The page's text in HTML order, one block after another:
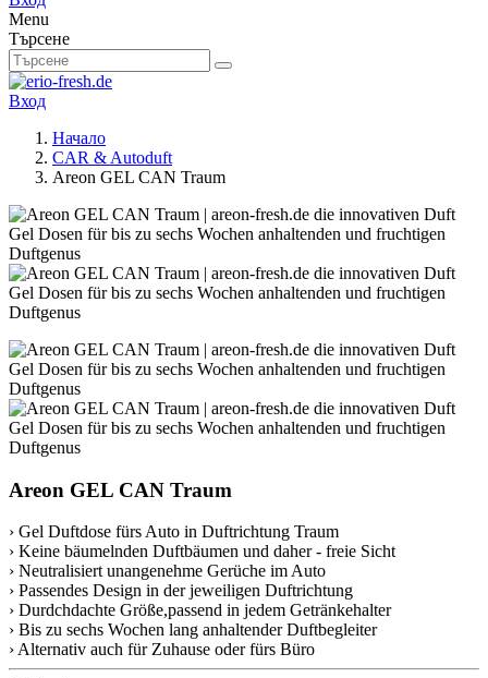
Menu
Търсене
Вход
Начало
CAR & Autoduft
Areon GEL CAN Traum
Areon GEL CAN Traum
› Gel Duftdose fürs Auto in Duftrichtung Traum
› Keine bäumelnden Duftbäumen und daher - freie Sicht
› Neutralisiert unangenehme Gerüche im Auto
› Passendes Design in der jeweiligen Duftrichtung
› Durdchdachte Größe,passend in jedem Getränkehalter
› Bis zu sechs Wochen lang anhaltender Duftbegleiter
› Alternativ auch für Zuhause oder fürs Büro